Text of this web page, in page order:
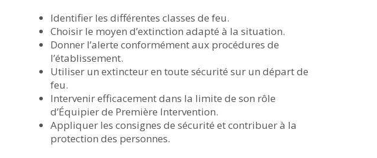
Identifier les différentes classes de feu.
Choisir le moyen d’extinction adapté à la situation.
Donner l’alerte conformément aux procédures de
l’établissement.
Utiliser un extincteur en toute sécurité sur un départ de
feu.
Intervenir efficacement dans la limite de son rôle
d’Équipier de Première Intervention.
Appliquer les consignes de sécurité et contribuer à la
protection des personnes.